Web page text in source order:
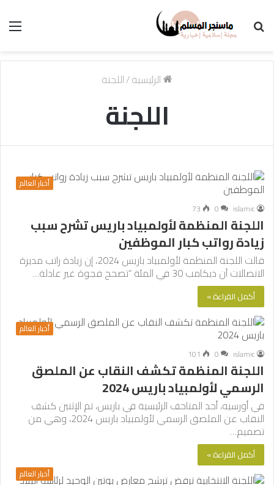
الرئيسية/اللجنة
اللجنة
أخبار العالم
islamic
0
73
اللجنة المنظمة لأولمبياد باريس تشرح سبب
زيادة رواتب كبار الموظفين
قالت اللجنة المنظمة لأولمبياد باريس 2024، إن زيادة راتب مديرة
الاتصالات آن ديكامب 30 في المئة “تصحح فجوة غير عادلة…
أكمل القراءة »
أخبار العالم
islamic
0
101
اللجنة المنظمة تكشف النقاب عن الملصق
الرسمي لأولمبياد باريس 2024
في أورسيه، أحد المتاحف الرئيسية في باريس، تم الإثنين كشف
النقاب عن الملصق الرسمي لأولمبياد باريس 2024، وهي من
تصميم…
أكمل القراءة »
أخبار العالم